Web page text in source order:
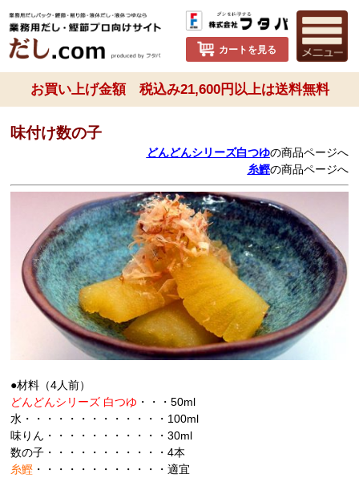
カートを見る
お買い上げ金額 税込み21,600円以上は送料無料
味付け数の子
どんどんシリーズ白つゆの商品ページへ
糸鰹の商品ページへ
●材料（4人前）
どんどんシリーズ 白つゆ ・・・50ml
水・・・・・・・・・・・・・100ml
味りん・・・・・・・・・・・30ml
数の子・・・・・・・・・・・4本
糸鰹 ・・・・・・・・・・・・適宜